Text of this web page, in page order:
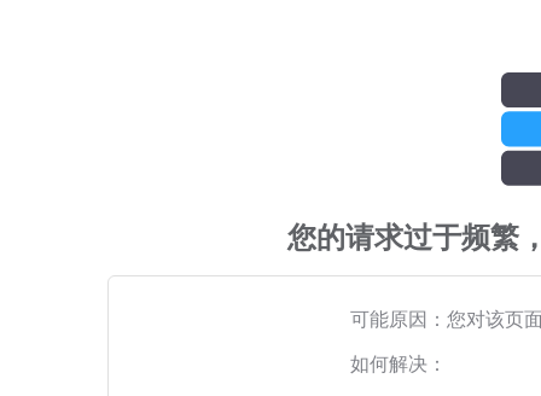
您的请求过于频繁
可能原因：您对该页
如何解决：